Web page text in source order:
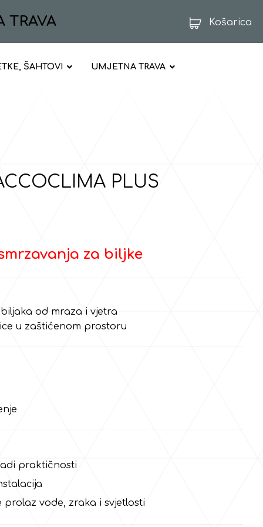
TRAVA Košarica
ŠAHTOVI UMJETNA TRAVA
PLUS
za biljke
od mraza i vjetra
u zaštićenom prostoru
praktičnosti
prolaz vode, zraka i svjetlosti